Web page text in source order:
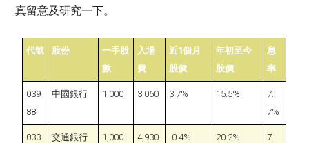
真留意及研究一下。
代號 股份
一手股
數
入場
費
近1個月
股價
年初至今
股價
息
率
039
88
中國銀行 1,000 3,060 3.7% 15.5%
7.
7%
033 交通銀行 1,000 4,930 -0.4% 20.2% 7.